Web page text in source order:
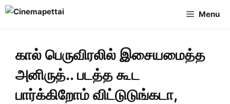
Skip
Menu
கால் பெருவிரலில் இசையமைத்த
அனிருத்.. படத்த கூட
பார்க்கிறோம் விட்டுடுங்கடா,